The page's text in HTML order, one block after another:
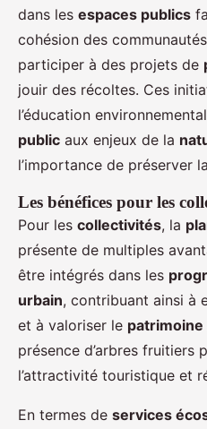
dans les espaces publics
cohésion des
participer à des projets de
jouir des récoltes. Ces
l’éducation
public aux enjeux de la
l’importance de préserver la
Les bénéfices pour les
Pour les collectivités, la
présente de multiples
être intégrés dans les
urbain, contribuant ainsi à
et à valoriser le patrimoine
présence d’arbres fruitiers
l’attractivité touristique et
En termes de services